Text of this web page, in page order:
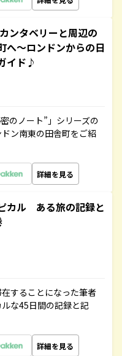
ンタベリーと周辺の
へ～ロンドンからの日
イド♪
のノート”」シリーズの
ン南東の田舎町をご紹
詳細を見る
カル ある旅の記録と
することになった筆者
な45日間の記録と記
詳細を見る